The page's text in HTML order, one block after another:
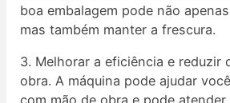
boa embalagem pode não
mas também manter a frescura.
3. Melhorar a eficiência e reduzir
obra. A máquina pode ajudar